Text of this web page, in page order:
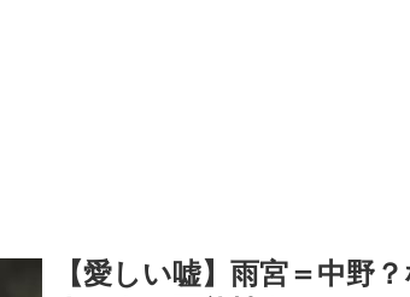
【愛しい嘘】雨宮＝中野